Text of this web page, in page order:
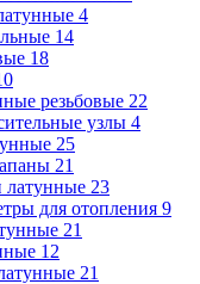
4
14
18
резьбовые 22
узлы 4
25
21
латунные 23
для отопления 9
21
12
21